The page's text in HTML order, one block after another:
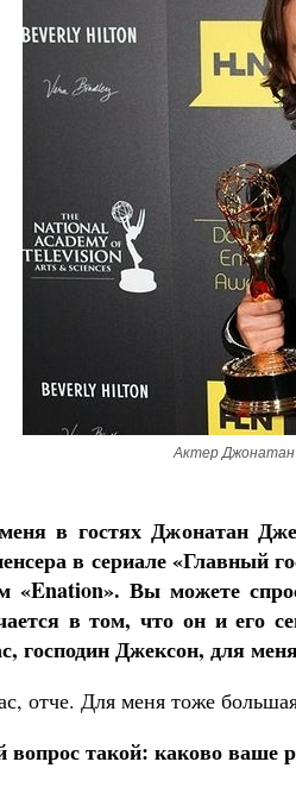
Актер Джонатан
в гостях Джонатан
в сериале «Главный
«Enation». Вы можете
в том, что он и его
господин Джексон, для
отче. Для меня тоже
такой: каково ваше
де Грааф